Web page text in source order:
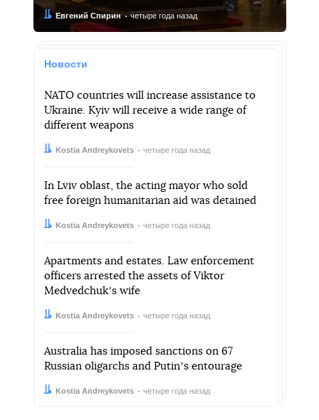
Автор:Евгений Спирин
Дата: четыре года назад
Новости
NATO countries will increase assistance to
Ukraine. Kyiv will receive a wide range of
different weapons
Автор:Kostia Andreykovets
Дата: четыре года назад
In Lviv oblast, the acting mayor who sold
free foreign humanitarian aid was detained
Автор:Kostia Andreykovets
Дата: четыре года назад
Apartments and estates. Law enforcement
officers arrested the assets of Viktor
Medvedchukʼs wife
Автор:Kostia Andreykovets
Дата: четыре года назад
Australia has imposed sanctions on 67
Russian oligarchs and Putinʼs entourage
Автор:Kostia Andreykovets
Дата: четыре года назад